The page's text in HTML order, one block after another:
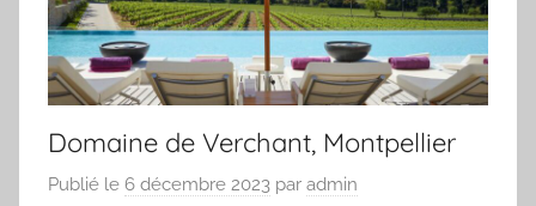
Domaine de Verchant, Montpellier
Publié le 6 décembre 2023 par admin